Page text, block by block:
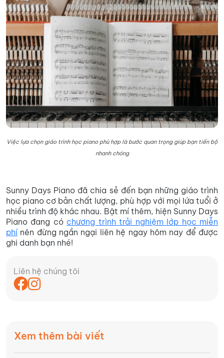
Việc lựa chọn giáo trình học piano phù hợp là bước quan trọng giúp bạn tiến bộ
nhanh chóng
Sunny Days Piano đã chia sẻ đến bạn những giáo trình
học piano cơ bản chất lượng, phù hợp với mọi lứa tuổi ở
nhiều trình độ khác nhau. Bật mí thêm, hiện Sunny Days
Piano đang có chương trình trải nghiệm lớp học miễn
phí nên đừng ngần ngại liên hệ ngay hôm nay để được
ghi danh bạn nhé!
Liên hệ chúng tôi
Xem thêm bài viết